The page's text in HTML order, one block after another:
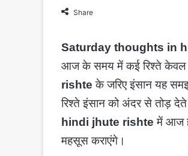
Share
Saturday thoughts in
आज के समय में कई रिश्ते केवल
rishteके जरिए इंसान यह
रिश्ते इंसान को अंदर से तोड़
hindi jhute rishte में आज
महसूस कराएंगे।